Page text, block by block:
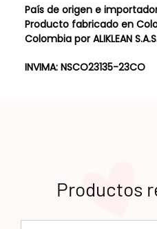
País de origen e
Producto fabricado en
Colombia por ALIKLEAN
INVIMA: NSCO23135-23CO
Productos